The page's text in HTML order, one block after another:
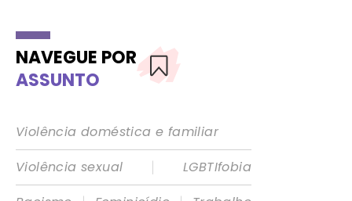
NAVEGUE POR
ASSUNTO
Violência doméstica e familiar
Violência sexual
|
LGBTIfobia